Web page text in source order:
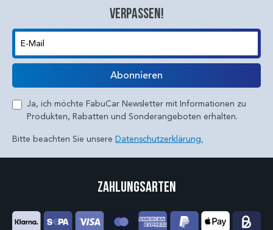
verpassen!
E-Mail
Abonnieren
Ja, ich möchte FabuCar Newsletter mit Informationen zu
Produkten, Rabatten und Sonderangeboten erhalten.
Bitte beachten Sie unsere Datenschutzerklärung.
Zahlungsarten